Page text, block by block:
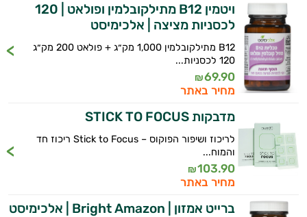
ויטמין B12 מתילקובלמין ופולאט | 120
לכסניות מציצה | אלכימיסט
B12 מתילקובלמין 1,000 מק״ג + פולאט 200 מק״ג
120 לכסניות...
69.90
₪
מחיר באתר
מדבקות STICK TO FOCUS
לריכוז ושיפור הפוקוס – Stick to Focus ריכוז חד
והמוח...
103.90
₪
מחיר באתר
ברייט אמזון | Bright Amazon | אלכימיסט